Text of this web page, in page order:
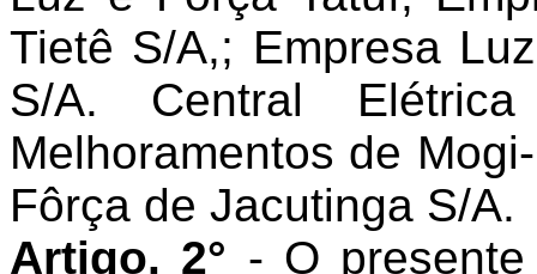
Tietê S/A,; Empresa
S/A. Central
Melhoramentos de
Fôrça de Jacutinga S/A.
Artigo. 2° - O